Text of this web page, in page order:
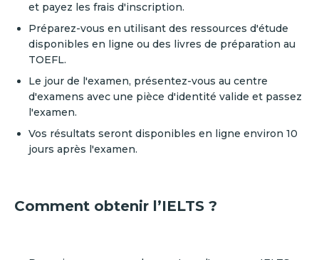
et payez les frais d'inscription.
Préparez-vous en utilisant des ressources d'étude
disponibles en ligne ou des livres de préparation au
TOEFL.
Le jour de l'examen, présentez-vous au centre
d'examens avec une pièce d'identité valide et passez
l'examen.
Vos résultats seront disponibles en ligne environ 10
jours après l'examen.
Comment obtenir l’IELTS ?